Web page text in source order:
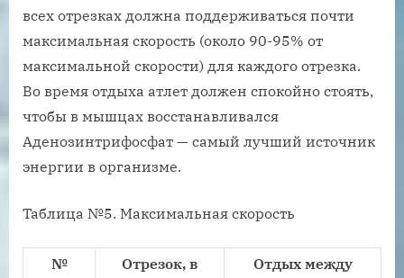
всех отрезках должна поддерживаться почти
максимальная скорость (около 90-95% от
максимальной скорости) для каждого отрезка.
Во время отдыха атлет должен спокойно стоять,
чтобы в мышцах восстанавливался
Аденозинтрифосфат — самый лучший источник
энергии в организме.
Таблица №5. Максимальная скорость
№
Отрезок, в
Отдых между